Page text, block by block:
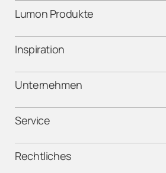
Lumon Produkte
Inspiration
Unternehmen
Service
Rechtliches